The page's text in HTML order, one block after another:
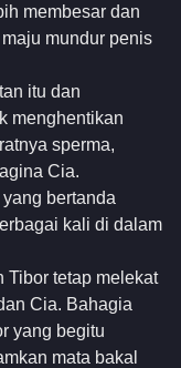
membesar dan
mundur penis
itu dan
menghentikan
sperma,
Cia.
bertanda
kali di dalam
Tibor tetap melekat
Cia. Bahagia
yang begitu
mata bakal